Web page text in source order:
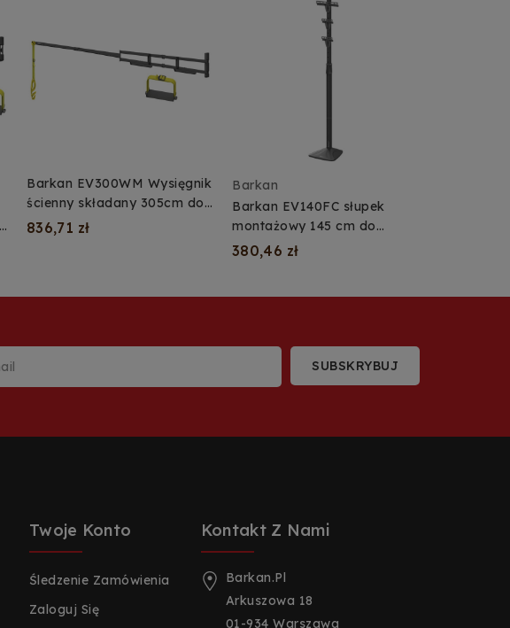
Barkan EV300WM Wysięgnik
ścienny składany 305cm do
kabla ładowarki
836,71 zł
Barkan
Barkan EV140FC słupek
montażowy 145 cm do
ładowarki samochodowej EV
380,46 zł
Twoje Konto
Śledzenie Zamówienia
Zaloguj Się
Kontakt Z Nami
Barkan.pl
Arkuszowa 18
01-934 Warszawa